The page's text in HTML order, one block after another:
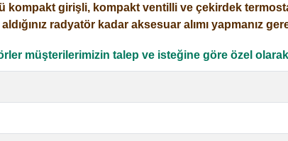
kompakt girişli, kompakt ventilli ve çekirdek
radyatör kadar aksesuar alımı yapmanız
müşterilerimizin talep ve isteğine göre özel